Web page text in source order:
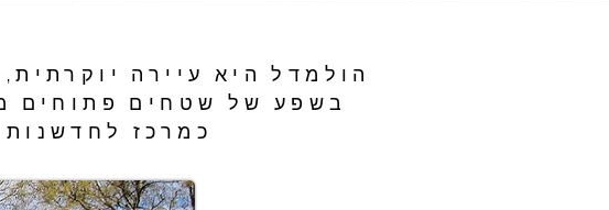
הולמדל היא עיירה
בשפע של שטחים פתוחים
כמרכז